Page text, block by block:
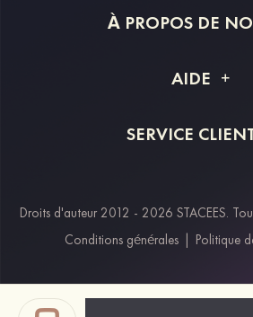
À PROPOS DE
Livraison
AIDE
Retour et
SERVICE
Modes de
Klarna
Paypal
Droits d'auteur 2012 - 2026 STACEES.
Conditions générales
Politique